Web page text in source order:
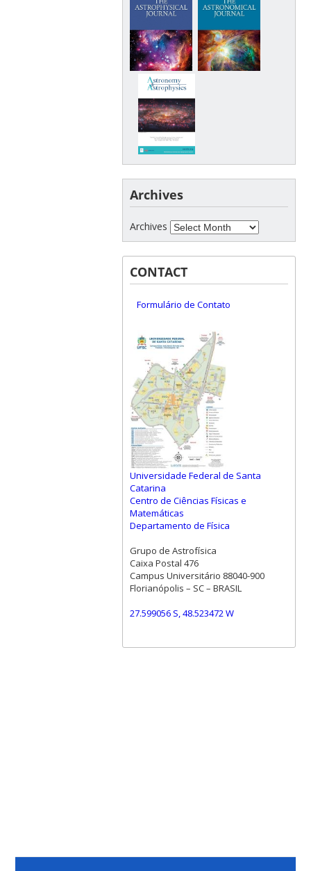
Archives
Archives
CONTACT
Formulário de Contato
Universidade Federal de Santa
Catarina
Centro de Ciências Físicas e
Matemáticas
Departamento de Física
Grupo de Astrofísica
Caixa Postal 476
Campus Universitário 88040-900
Florianópolis – SC – BRASIL
27.599056 S, 48.523472 W